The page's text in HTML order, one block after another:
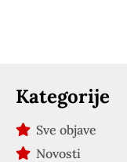
Kategorije
Sve objave
Novosti